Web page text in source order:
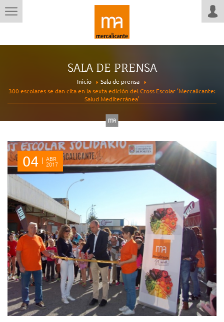
SALA DE PRENSA
Inicio
Sala de prensa
300 escolares se dan cita en la sexta edición del Cross Escolar ‘Mercalicante:
Salud Mediterránea’
04 ABR
2017